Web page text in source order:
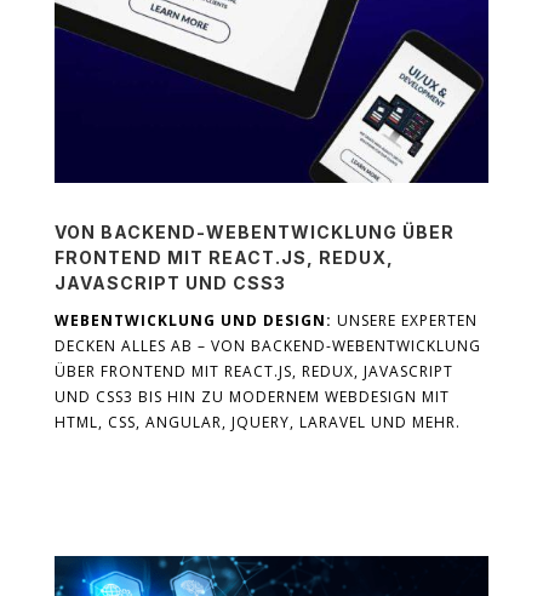
VON BACKEND-WEBENTWICKLUNG ÜBER
FRONTEND MIT REACT.JS, REDUX,
JAVASCRIPT UND CSS3
WEBENTWICKLUNG UND DESIGN: UNSERE EXPERTEN
DECKEN ALLES AB – VON BACKEND-WEBENTWICKLUNG
ÜBER FRONTEND MIT REACT.JS, REDUX, JAVASCRIPT
UND CSS3 BIS HIN ZU MODERNEM WEBDESIGN MIT
HTML, CSS, ANGULAR, JQUERY, LARAVEL UND MEHR.